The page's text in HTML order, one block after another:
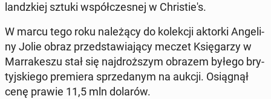
landz­kiej sztuki współ­cze­snej w Chri­stie­'s.
W marcu tego roku na­le­żą­cy do ko­lek­cji aktorki An­ge­li­
ny Jolie obraz przed­sta­wia­ją­cy meczet Księ­ga­rzy w
Mar­ra­ke­szu stał się naj­droż­szym obrazem byłego bry­
tyj­skie­go pre­mie­ra sprze­da­nym na aukcji. Osią­gnął
cenę prawie 11,5 mln dolarów.